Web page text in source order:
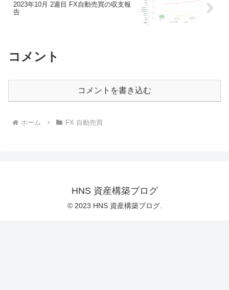
2023年10月 2週目 FX自動売買の収支報
告
コメント
コメントを書き込む
ホーム FX 自動売買
HNS 資産構築ブログ
© 2023 HNS 資産構築ブログ.